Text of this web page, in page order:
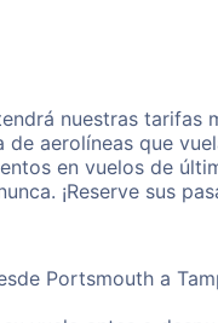
nuestras tarifas
aerolíneas que
en vuelos de
¡Reserve sus
Portsmouth a